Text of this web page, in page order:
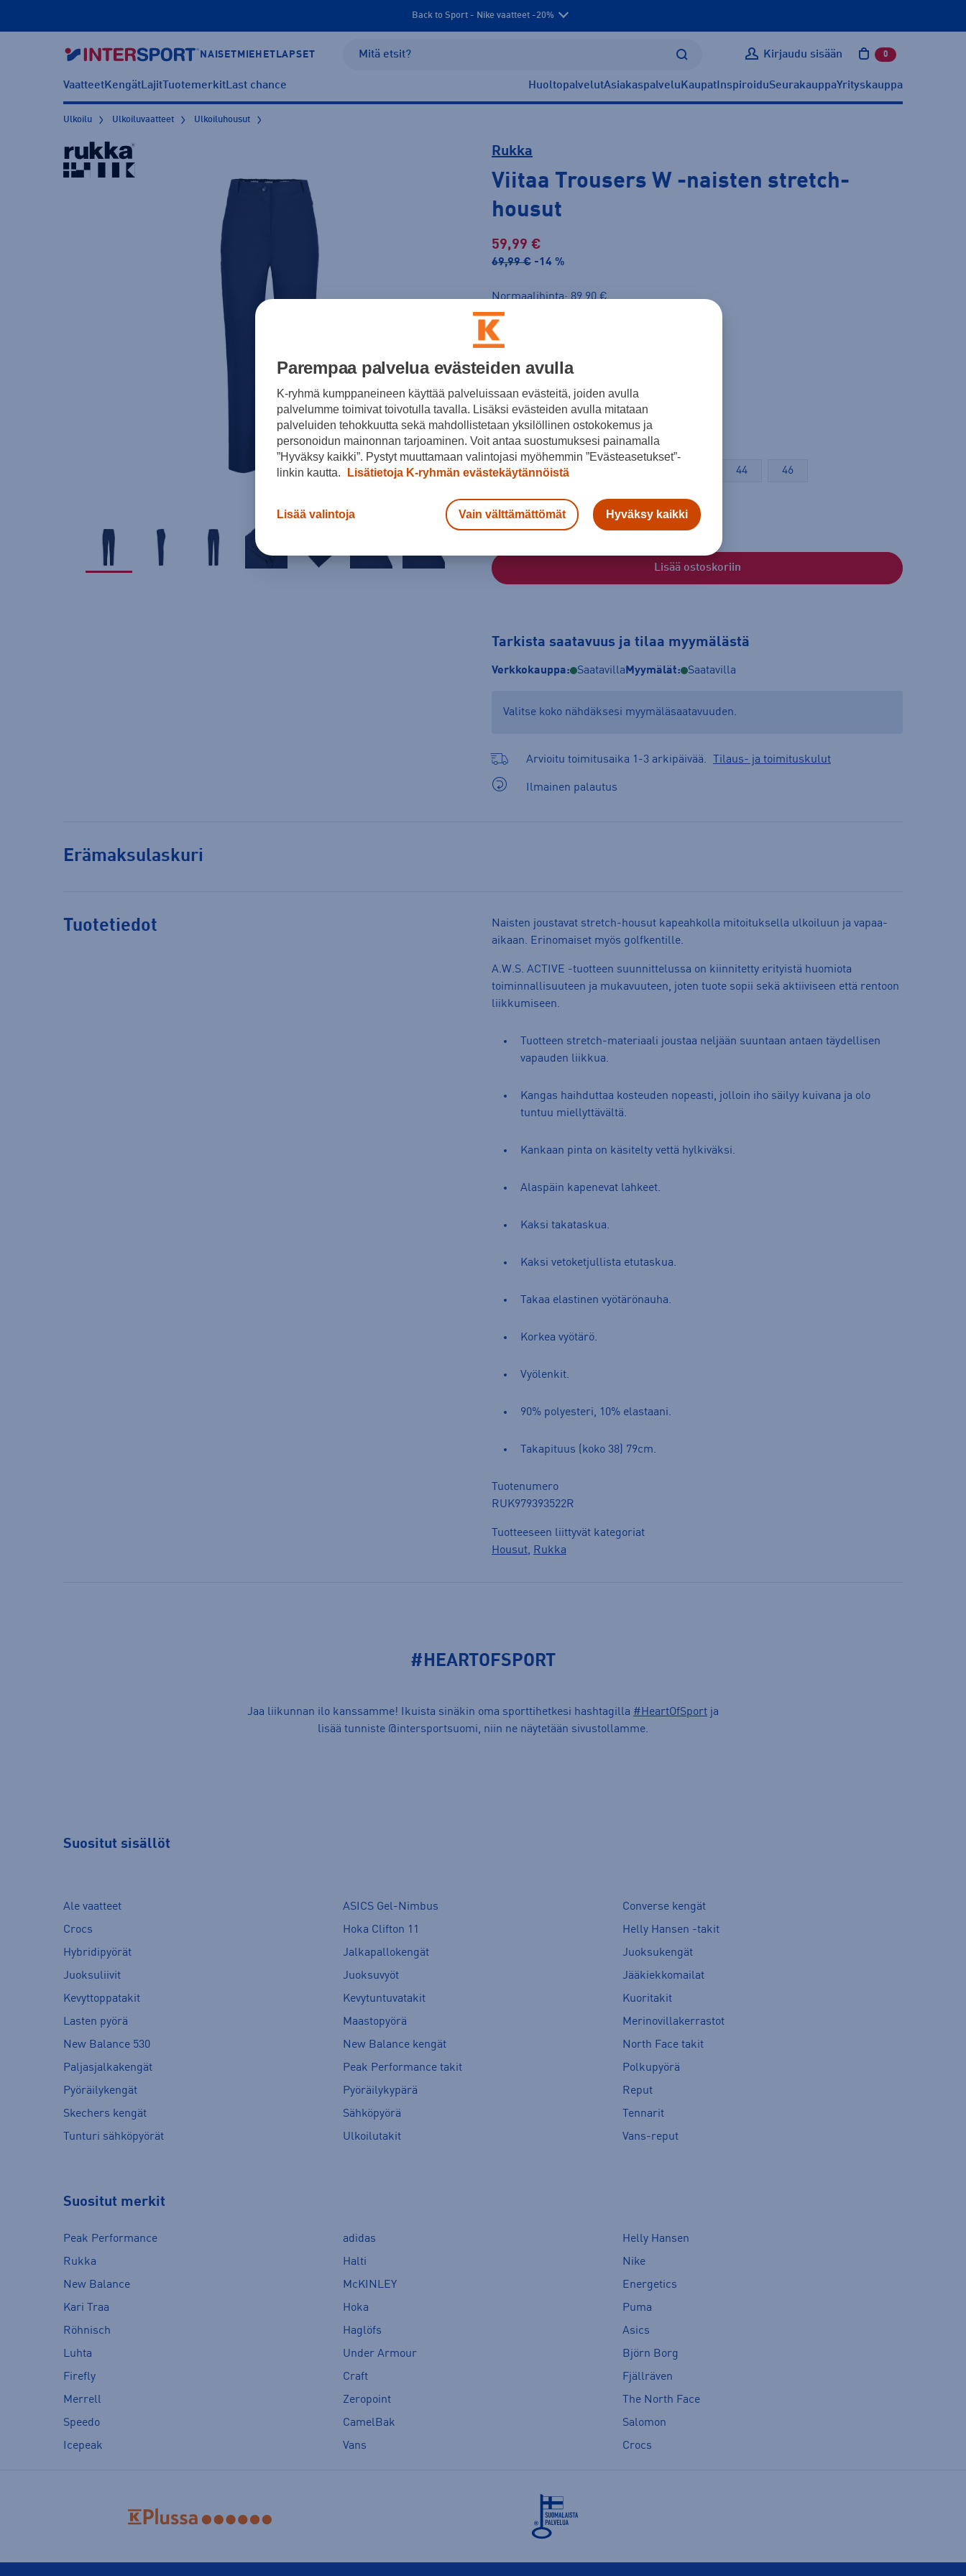
Back to Sport - Nike vaatteet -20%
NAISET MIEHET LAPSET Kirjaudu sisään 0 tuotetta
VaatteetKengätLajitTuotemerkitLast chance HuoltopalvelutAsiakaspalvelu Kaupat InspiroiduSeurakauppaYrityskauppa
Ulkoilu Ulkoiluvaatteet Ulkoiluhousut
Rukka
Viitaa Trousers W -naisten stretch-
housut
59,99 €
69,99 € -14 %
Normaalihinta: 89,90 €
30pv alin hinta: 69,99 €
Väri
Koko
34 36 44 46
Kokotaulukko
Lisää ostoskoriin
Tarkista saatavuus ja tilaa myymälästä
Verkkokauppa: Saatavilla Myymälät: Saatavilla
Valitse koko nähdäksesi myymäläsaatavuuden.
Arvioitu toimitusaika 1-3 arkipäivää. Tilaus- ja toimituskulut
Ilmainen palautus
Erämaksulaskuri
Tuotetiedot
Naisten joustavat stretch-housut kapeahkolla mitoituksella ulkoiluun ja vapaa-
aikaan. Erinomaiset myös golfkentille.
A.W.S. ACTIVE -tuotteen suunnittelussa on kiinnitetty erityistä huomiota
toiminnallisuuteen ja mukavuuteen, joten tuote sopii sekä aktiiviseen että rentoon
liikkumiseen.
Tuotteen stretch-materiaali joustaa neljään suuntaan antaen täydellisen
vapauden liikkua.
Kangas haihduttaa kosteuden nopeasti, jolloin iho säilyy kuivana ja olo
tuntuu miellyttävältä.
Kankaan pinta on käsitelty vettä hylkiväksi.
Alaspäin kapenevat lahkeet.
Kaksi takataskua.
Kaksi vetoketjullista etutaskua.
Takaa elastinen vyötärönauha.
Korkea vyötärö.
Vyölenkit.
90% polyesteri, 10% elastaani.
Takapituus (koko 38) 79cm.
Tuotenumero
RUK979393522R
Tuotteeseen liittyvät kategoriat
Housut, Rukka
#HEARTOFSPORT
Jaa liikunnan ilo kanssamme! Ikuista sinäkin oma sporttihetkesi hashtagilla #HeartOfSport ja
lisää tunniste @intersportsuomi, niin ne näytetään sivustollamme.
Suositut sisällöt
Ale vaatteet ASICS Gel-Nimbus
Converse kengät
Crocs
Hoka Clifton 11
Helly Hansen -takit
Hybridipyörät
Jalkapallokengät
Juoksukengät
Juoksuliivit
Juoksuvyöt
Jääkiekkomailat
Kevyttoppatakit
Kevytuntuvatakit
Kuoritakit
Lasten pyörä
Maastopyörä
Merinovillakerrastot
New Balance 530
New Balance kengät
North Face takit
Paljasjalkakengät
Peak Performance takit
Polkupyörä
Pyöräilykengät
Pyöräilykypärä
Reput
Skechers kengät
Sähköpyörä
Tennarit
Tunturi sähköpyörät
Ulkoilutakit Vans-reput
Suositut merkit
Peak Performance adidas
Helly Hansen
Rukka
Halti
Nike
New Balance
McKINLEY
Energetics
Kari Traa
Hoka
Puma
Röhnisch
Haglöfs
Asics
Luhta
Under Armour
Björn Borg
Firefly
Craft
Fjällräven
Merrell
Zeropoint
The North Face
Speedo
CamelBak
Salomon
Icepeak
Vans Crocs
Parempaa palvelua evästeiden avulla
K-ryhmä kumppaneineen käyttää palveluissaan evästeitä, joiden avulla
palvelumme toimivat toivotulla tavalla. Lisäksi evästeiden avulla mitataan
palveluiden tehokkuutta sekä mahdollistetaan yksilöllinen ostokokemus ja
personoidun mainonnan tarjoaminen. Voit antaa suostumuksesi painamalla
”Hyväksy kaikki”. Pystyt muuttamaan valintojasi myöhemmin ”Evästeasetukset”-
linkin kautta.
Lisätietoja K-ryhmän evästekäytännöistä
Lisää valintoja Vain välttämättömät Hyväksy kaikki